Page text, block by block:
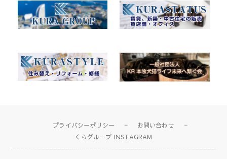
シ
ョ
プライバシーポリシー
お問い合わせ
くらグループ INSTAGRAM